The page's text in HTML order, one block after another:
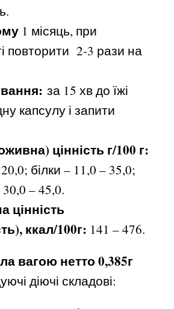
1 місяць, при
повторити 2-3 рази на
за 15 хв до їжі
капсулу і запити
цінність г/100 г:
білки – 11,0 – 35,0;
– 45,0.
цінність
ккал/100г: 141 – 476.
вагою нетто 0,385г
діючі складові: